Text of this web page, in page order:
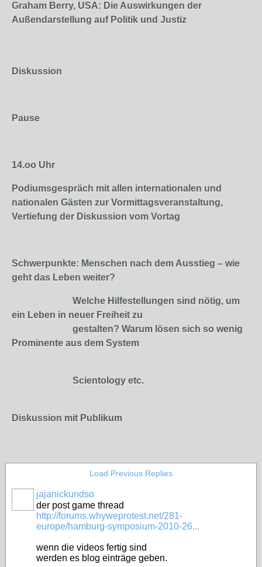
Graham Berry, USA: Die Auswirkungen der
Außendarstellung auf Politik und Justiz
Diskussion
Pause
14.oo Uhr
Podiumsgespräch mit allen internationalen und
nationalen Gästen zur Vormittagsveranstaltung,
Vertiefung der Diskussion vom Vortag
Schwerpunkte: Menschen nach dem Ausstieg – wie
geht das Leben weiter?
Welche Hilfestellungen sind nötig, um
ein Leben in neuer Freiheit zu
gestalten? Warum lösen sich so wenig
Prominente aus dem System
Scientology etc.
Diskussion mit Publikum
Load Previous Replies
jajanickundso
der post game thread
http://forums.whyweprotest.net/281-
europe/hamburg-symposium-2010-26...
wenn die videos fertig sind
werden es blog einträge geben.